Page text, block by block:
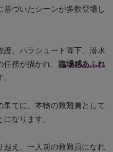
基づいたシーンが多数登場し
、パラシュート降下、潜水
務が描かれ、
臨場感あふれ
てに、本物の救難員として
なります。
越え、一人前の救難員になれ